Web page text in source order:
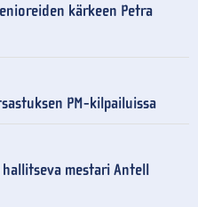
kärkeen Petra
PM-kilpailuissa
mestari Antell